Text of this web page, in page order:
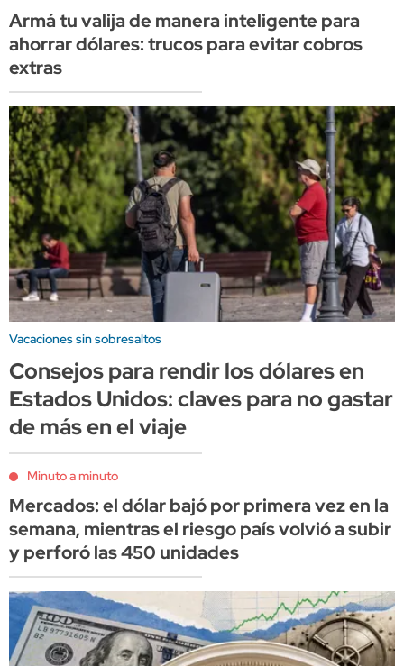
Armá tu valija de manera inteligente para
ahorrar dólares: trucos para evitar cobros
extras
Vacaciones sin sobresaltos
Consejos para rendir los dólares en
Estados Unidos: claves para no gastar
de más en el viaje
Minuto a minuto
Mercados: el dólar bajó por primera vez en la
semana, mientras el riesgo país volvió a subir
y perforó las 450 unidades